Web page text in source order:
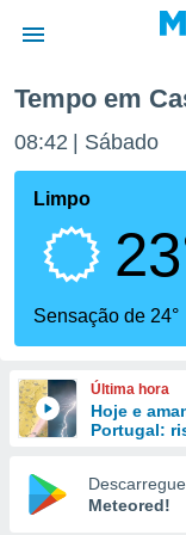
da
foi
fornecidas
a este
das
e
forma
digital
Tempo em
08:42 Sábado
Limpo
Sensação de 24°
Última hora
Hoje e
Portugal:
Descarregue
Meteored!